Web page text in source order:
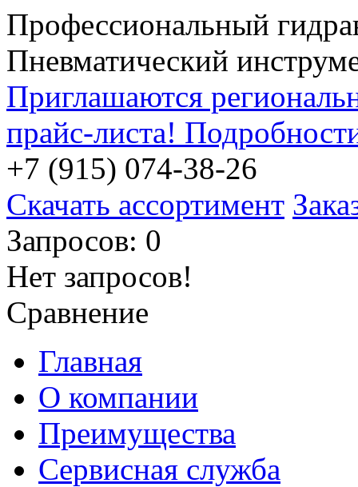
Профессиональный
Пневматический
Приглашаются
прайс-листа!
+7 (915) 074-38-26
Скачать ассортимент
Запросов: 0
Нет запросов!
Сравнение
Главная
О компании
Преимущества
Сервисная служба